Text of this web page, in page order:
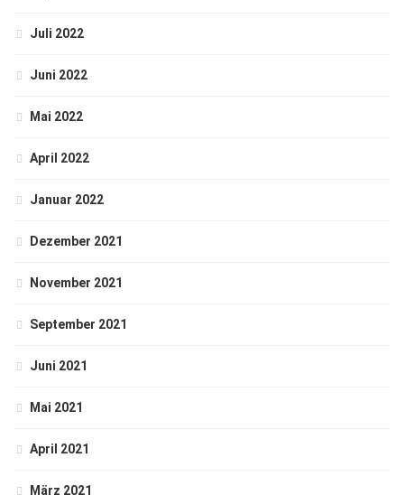
Juli 2022
Juni 2022
Mai 2022
April 2022
Januar 2022
Dezember 2021
November 2021
September 2021
Juni 2021
Mai 2021
April 2021
März 2021